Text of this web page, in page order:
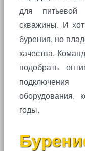
для питьевой
скважины. И
бурения, но
качества.
подобрать
оборудования,
годы.